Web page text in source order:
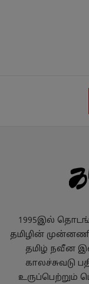
1995இல்
தமிழின் முன்னணி
தமிழ் நவீன
காலச்சுவடு
உருப்பெற்றும்